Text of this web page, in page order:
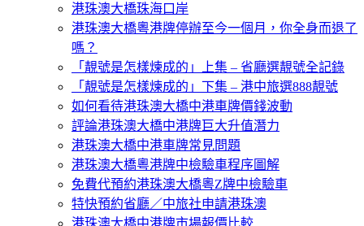
港珠澳大橋珠海口岸
港珠澳大橋粵港牌停辦至今一個月，你全身而退了
嗎？
「靚號是怎樣煉成的」上集 – 省廳選靚號全記錄
「靚號是怎樣煉成的」下集 – 港中旅選888靚號
如何看待港珠澳大橋中港車牌價錢波動
評論港珠澳大橋中港牌巨大升值潛力
港珠澳大橋中港車牌常見問題
港珠澳大橋粵港牌中檢驗車程序圖解
免費代預約港珠澳大橋粵Z牌中檢驗車
特快預約省廳／中旅社申請港珠澳
港珠澳大橋中港牌市場報價比較